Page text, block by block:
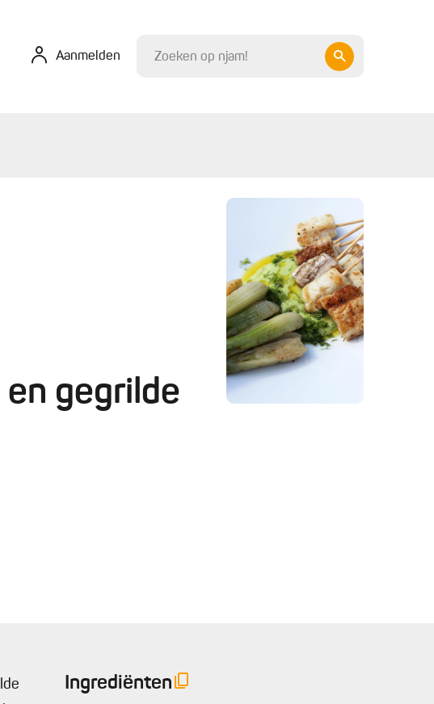
Aanmelden
gegrilde
Ingrediënten